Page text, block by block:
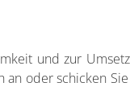
und zur
an oder schicken